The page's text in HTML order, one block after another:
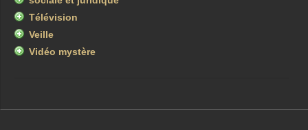
Télévision
Veille
Vidéo mystère